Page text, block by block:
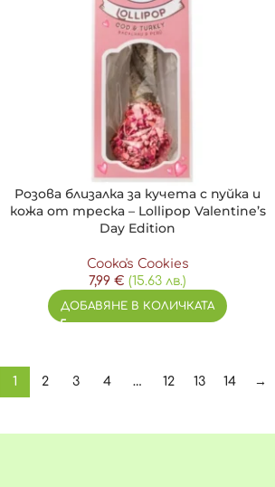
Розова близалка за кучета с пуйка и
кожа от треска – Lollipop Valentine’s
Day Edition
Cooka's Cookies
7,99€ (15.63 лв.)
ДОБАВЯНЕ В КОЛИЧКАТА
1 2 3 4 … 12 13 14 →